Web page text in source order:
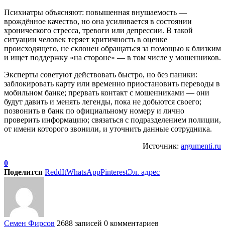
Психиатры объясняют: повышенная внушаемость —
врождённое качество, но она усиливается в состоянии
хронического стресса, тревоги или депрессии. В такой
ситуации человек теряет критичность в оценке
происходящего, не склонен обращаться за помощью к близким
и ищет поддержку «на стороне» — в том числе у мошенников.
Эксперты советуют действовать быстро, но без паники:
заблокировать карту или временно приостановить переводы в
мобильном банке; прервать контакт с мошенниками — они
будут давить и менять легенды, пока не добьются своего;
позвонить в банк по официальному номеру и лично
проверить информацию; связаться с подразделением полиции,
от имени которого звонили, и уточнить данные сотрудника.
Источник: argumenti.ru
0
Поделится ReddItWhatsAppPinterestЭл. адрес
Семен Фирсов 2688 записей 0 комментариев